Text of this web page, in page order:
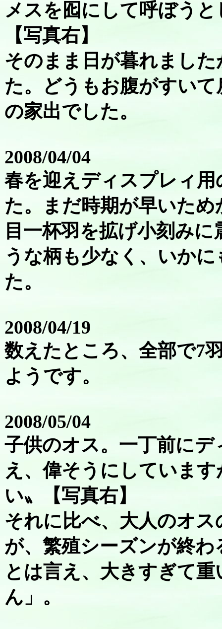
メスを囮にして呼ぼう
【写真右】
そのまま日が暮れまし
た。どうもお腹がすい
の家出でした。
2008/04/04
春を迎えディスプレィ
た。まだ時期が早いた
目一杯羽を拡げ小刻み
うな柄も少なく、いか
た。
2008/04/19
数えたところ、全部で7
ようです。
2008/05/04
子供のオス。一丁前に
え、偉そうにしていま
い〟【写真右】
それに比べ、大人のオ
が、繁殖シーズンが終
とは言え、大きすぎて
ん」。